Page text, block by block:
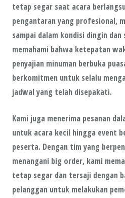
tetap segar saat acara
pengantaran yang profesional,
sampai dalam kondisi dingin dan
memahami bahwa ketepatan
penyajian minuman berbuka
berkomitmen untuk selalu
jadwal yang telah disepakati.
Kami juga menerima pesanan
untuk acara kecil hingga event
peserta. Dengan tim yang
menangani big order, kami
tetap segar dan tersaji dengan
pelanggan untuk melakukan